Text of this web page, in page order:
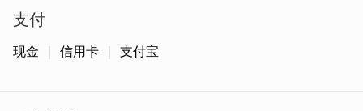
支付
现金 信用卡 支付宝